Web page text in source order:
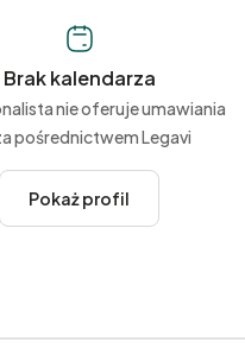
Brak kalendarza
nie oferuje umawiania
pośrednictwem Legavi
Pokaż profil